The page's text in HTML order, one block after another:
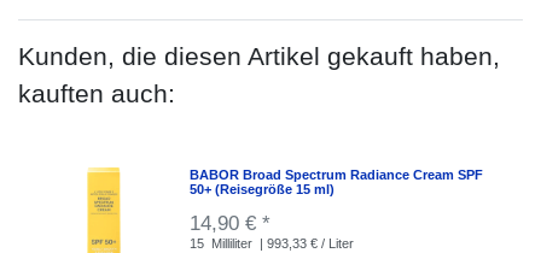
Kunden, die diesen Artikel gekauft haben,
kauften auch:
BABOR Broad Spectrum Radiance Cream SPF
50+ (Reisegröße 15 ml)
14,90 € *
15 Milliliter | 993,33 € / Liter